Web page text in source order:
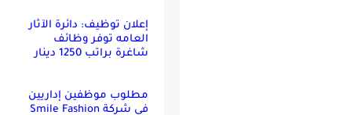
إعلان توظيف: دائرة الآثار
العامه توفر وظائف
شاغرة براتب 1250 دينار
مطلوب موظفين إداريين
في شركة Smile Fashion